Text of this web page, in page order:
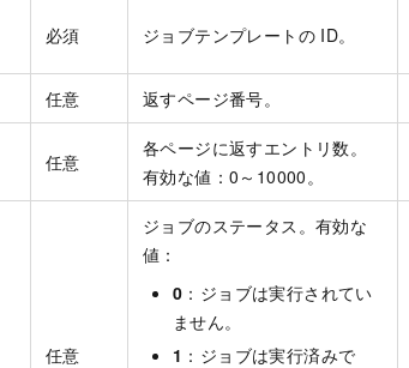
必須 ジョブテンプレートの ID。
任意 返すページ番号。
任意
各ページに返すエントリ数。
有効な値：0～10000。
任意
ジョブのステータス。有効な
値：
0 ：ジョブは実行されてい
ません。
1 ：ジョブは実行済みで